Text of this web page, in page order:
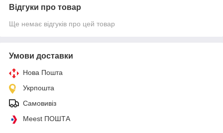
Відгуки про товар
Ще немає відгуків про цей товар
Умови доставки
Нова Пошта
Укрпошта
Самовивіз
Meest ПОШТА